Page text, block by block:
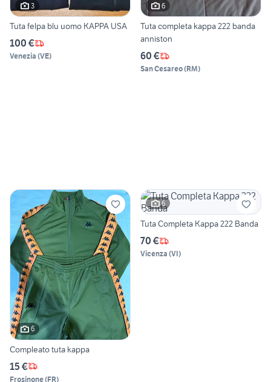
3
Tuta felpa blu uomo KAPPA USA
100 €
Venezia (VE)
6
Tuta completa kappa 222 banda
anniston
60 €
San Cesareo(RM)
6
Compleato tuta kappa
15 €
Frosinone(FR)
6
Tuta Completa Kappa 222 Banda
70 €
Vicenza (VI)